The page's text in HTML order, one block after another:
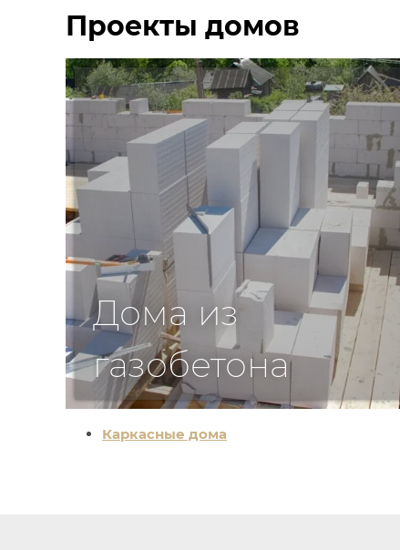
Проекты домов
Дома из
газобетона
Каркасные дома